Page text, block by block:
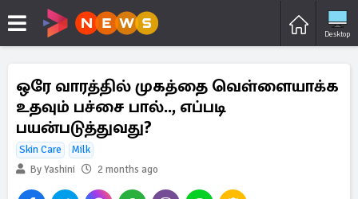
Desktop
ஒரே வாரத்தில் முகத்தை வெள்ளையாக்க
உதவும் பச்சை பால்.., எப்படி
பயன்படுத்துவது?
Skin Care
Milk
By Yashini
2 months ago